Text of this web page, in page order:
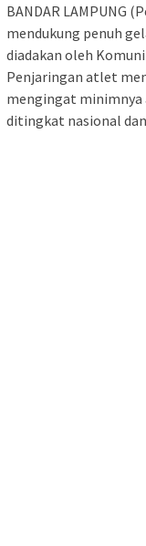
BANDAR LAMPUNG
mendukung penuh
diadakan oleh
Penjaringan atlet
mengingat minimnya
ditingkat nasional